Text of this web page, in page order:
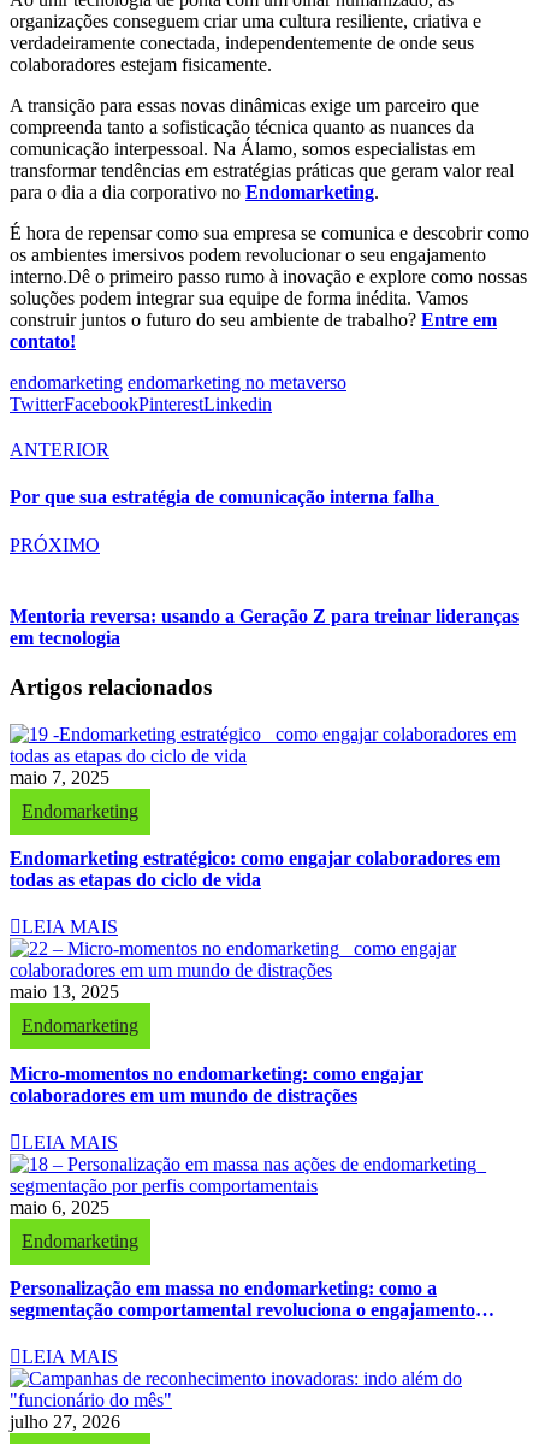
organizações conseguem criar uma cultura resiliente, criativa e
verdadeiramente conectada, independentemente de onde seus
colaboradores estejam fisicamente.
A transição para essas novas dinâmicas exige um parceiro que
compreenda tanto a sofisticação técnica quanto as nuances da
comunicação interpessoal. Na Álamo, somos especialistas em
transformar tendências em estratégias práticas que geram valor real
para o dia a dia corporativo no Endomarketing.
É hora de repensar como sua empresa se comunica e descobrir como
os ambientes imersivos podem revolucionar o seu engajamento
interno.Dê o primeiro passo rumo à inovação e explore como nossas
soluções podem integrar sua equipe de forma inédita. Vamos
construir juntos o futuro do seu ambiente de trabalho? Entre em
contato!
endomarketing endomarketing no metaverso
TwitterFacebookPinterestLinkedin
ANTERIOR
Por que sua estratégia de comunicação interna falha
PRÓXIMO
Mentoria reversa: usando a Geração Z para treinar lideranças
em tecnologia
Artigos relacionados
maio 7, 2025
Endomarketing
Endomarketing estratégico: como engajar colaboradores em
todas as etapas do ciclo de vida
LEIA MAIS
maio 13, 2025
Endomarketing
Micro-momentos no endomarketing: como engajar
colaboradores em um mundo de distrações
LEIA MAIS
maio 6, 2025
Endomarketing
Personalização em massa no endomarketing: como a
segmentação comportamental revoluciona o engajamento
LEIA MAIS
julho 27, 2026